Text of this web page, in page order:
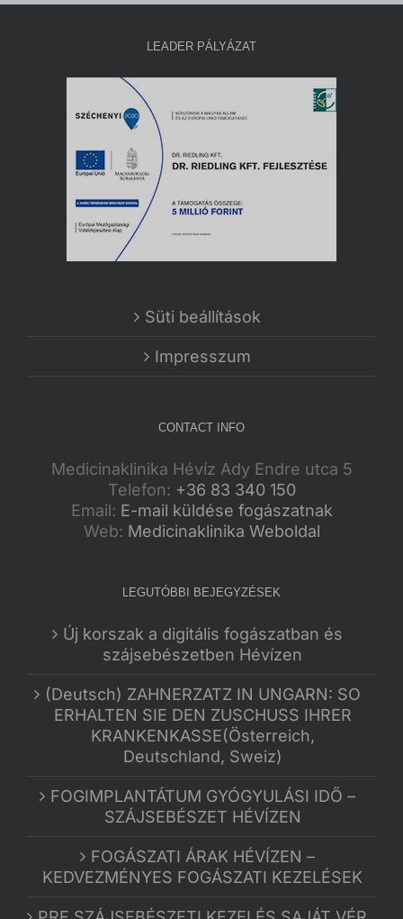
LEADER PÁLYÁZAT
Süti beállítások
Impresszum
CONTACT INFO
Medicinaklinika Hévíz Ady Endre utca 5
Telefon: +36 83 340 150
Email: E-mail küldése fogászatnak
Web: Medicinaklinika Weboldal
LEGUTÓBBI BEJEGYZÉSEK
Új korszak a digitális fogászatban és
szájsebészetben Hévízen
(Deutsch) ZAHNERZATZ IN UNGARN: SO
ERHALTEN SIE DEN ZUSCHUSS IHRER
KRANKENKASSE(Österreich,
Deutschland, Sweiz)
FOGIMPLANTÁTUM GYÓGYULÁSI IDŐ –
SZÁJSEBÉSZET HÉVÍZEN
FOGÁSZATI ÁRAK HÉVÍZEN –
KEDVEZMÉNYES FOGÁSZATI KEZELÉSEK